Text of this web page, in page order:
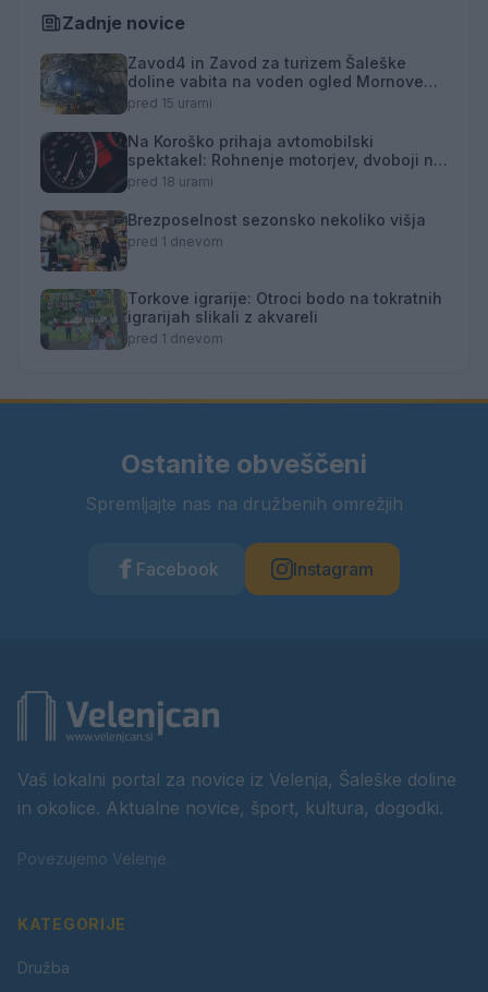
Zadnje novice
Zavod4 in Zavod za turizem Šaleške
doline vabita na voden ogled Mornove
zijalke
pred 15 urami
Na Koroško prihaja avtomobilski
spektakel: Rohnenje motorjev, dvoboji na
progah in atraktivni Car Meet
pred 18 urami
Brezposelnost sezonsko nekoliko višja
pred 1 dnevom
Torkove igrarije: Otroci bodo na tokratnih
igrarijah slikali z akvareli
pred 1 dnevom
Ostanite obveščeni
Spremljajte nas na družbenih omrežjih
Facebook Instagram
Vaš lokalni portal za novice iz Velenja, Šaleške doline
in okolice. Aktualne novice, šport, kultura, dogodki.
Povezujemo Velenje.
KATEGORIJE
Družba